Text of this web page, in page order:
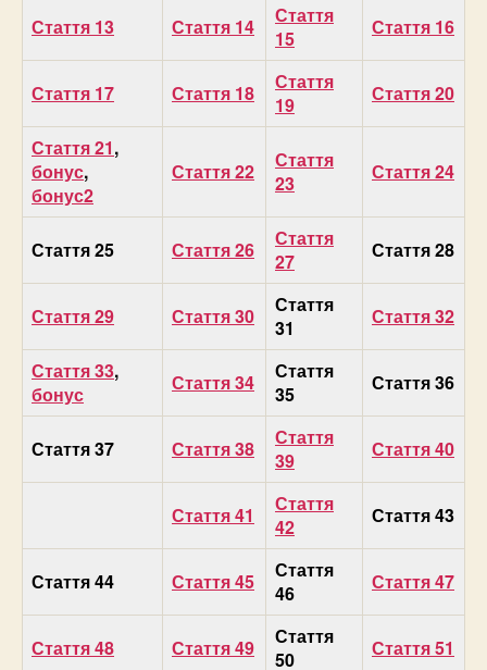
Стаття 13 Стаття 14
Стаття
15
Стаття 16
Стаття 17 Стаття 18
Стаття
19
Стаття 20
Стаття 21,
бонус,
бонус2
Стаття 22
Стаття
23
Стаття 24
Стаття 25 Стаття 26
Стаття
27
Стаття 28
Стаття 29 Стаття 30
Стаття
31
Стаття 32
Стаття 33,
бонус
Стаття 34
Стаття
35
Стаття 36
Стаття 37 Стаття 38
Стаття
39
Стаття 40
Стаття 41
Стаття
42
Стаття 43
Стаття 44 Стаття 45
Стаття
46
Стаття 47
Стаття 48 Стаття 49
Стаття
50
Стаття 51